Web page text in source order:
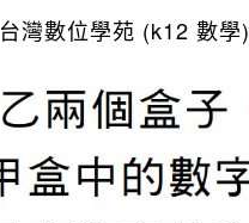
台灣數位學苑 (k12 數學)